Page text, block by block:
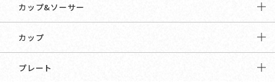
カップ&ソーサー
カップ
プレート